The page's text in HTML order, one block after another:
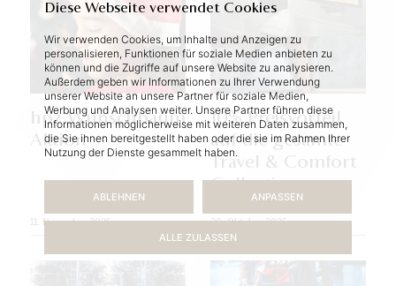
hpz Wunsch­baum
Ak­ti­on
11. November 2025
10% Preis­vor­teil
auf die ge­sam­te
Tra­vel & Com­fort
Collec­ti...
30. Oktober 2025
Diese Webseite verwendet Cookies
Wir verwenden Cookies, um Inhalte und Anzeigen zu
personalisieren, Funktionen für soziale Medien anbieten zu
können und die Zugriffe auf unsere Website zu analysieren.
Außerdem geben wir Informationen zu Ihrer Verwendung
unserer Website an unsere Partner für soziale Medien,
Werbung und Analysen weiter. Unsere Partner führen diese
Informationen möglicherweise mit weiteren Daten zusammen,
die Sie ihnen bereitgestellt haben oder die sie im Rahmen Ihrer
Nutzung der Dienste gesammelt haben.
ABLEHNEN ANPASSEN
ALLE ZULASSEN